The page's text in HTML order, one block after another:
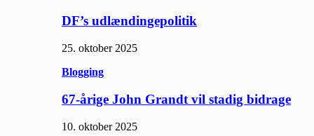
DF’s udlændingepolitik
25. oktober 2025
Blogging
67-årige John Grandt vil stadig bidrage
10. oktober 2025